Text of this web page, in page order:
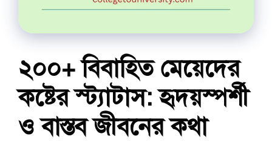
২০০+ বিবাহিত মেয়েদের
কষ্টের স্ট্যাটাস: হৃদয়স্পর্শী
ও বাস্তব জীবনের কথা